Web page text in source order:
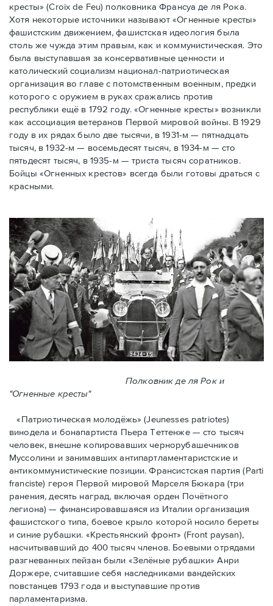
кресты» (Croix de Feu) полковника Франсуа де ля Рока.
Хотя некоторые источники называют «Огненные крeсты»
фашистским движением, фашистская идеология была
столь же чужда этим правым, как и коммунистическая. Это
была выступавшая за консервативные ценности и
католический социализм национал-патриотическая
организация во главе с потомственным военным, предки
которого с оружием в руках сражались против
республики ещё в 1792 году. «Огненные кресты» возникли
как ассоциация ветеранов Первой мировой войны. В 1929
году в их рядах было две тысячи, в 1931-м — пятнадцать
тысяч, в 1932-м — восемьдесят тысяч, в 1934-м — сто
пятьдесят тысяч, в 1935-м — триста тысяч соратников.
Бойцы «Огненных крестов» всегда были готовы драться с
красными.
Полковник де ля Рок и
"Огненные кресты"
«Патриотическая молодёжь» (Jeunesses patriotes)
винодела и бонапартиста Пьера Тeттенже — cто тысяч
человек, внешне копировавших чернорубашечников
Муссолини и занимавших антипартламентаристские и
антикоммунистические позиции. Франсистская партия (Parti
franciste) героя Первой мировой Марселя Бюкара (три
ранения, десять наград, включая орден Почётного
легиона) — финансировавшаяся из Италии организация
фашистского типа, боевое крыло которой носило береты
и синие рубашки. «Крестьянский фронт» (Front paysan),
насчитывавший до 400 тысяч членов. Боевыми отрядами
разгневанных пейзан были «Зелёные рубашки» Анри
Доржере, считавшие себя наследниками вандейских
повстанцев 1793 года и выступавшие против
парламентаризма.